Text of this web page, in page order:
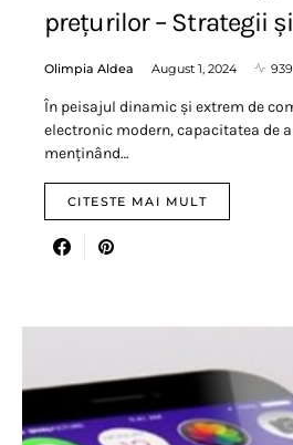
prețurilor – Strategii
Olimpia Aldea August 1, 2024
În peisajul dinamic și extrem de
electronic modern, capacitatea de
menținând…
CITESTE MAI MULT